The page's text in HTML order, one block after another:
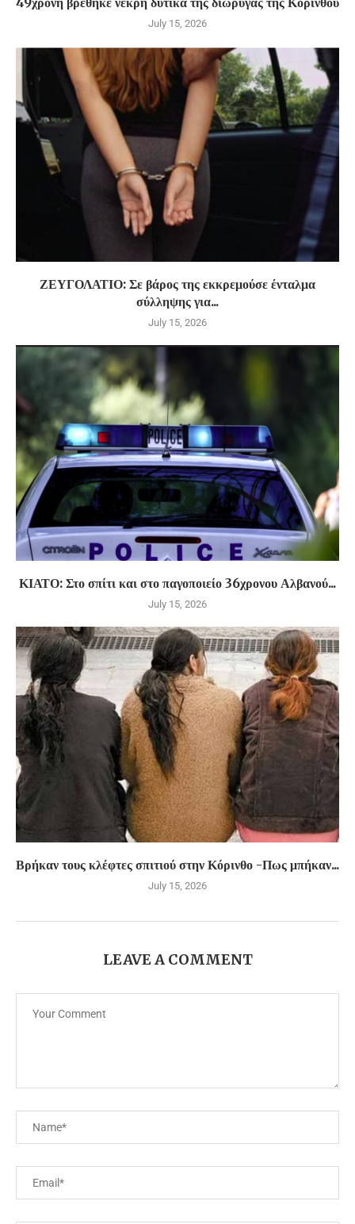
July 15, 2026
ΖΕΥΓΟΛΑΤΙΟ: Σε βάρος της εκκρεμούσε ένταλμα
σύλληψης για...
July 15, 2026
ΚΙΑΤΟ: Στο σπίτι και στο παγοποιείο 36χρονου Αλβανού...
July 15, 2026
Βρήκαν τους κλέφτες σπιτιού στην Κόρινθο -Πως μπήκαν...
July 15, 2026
LEAVE A COMMENT